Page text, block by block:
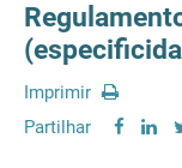
Imprimir
Partilhar